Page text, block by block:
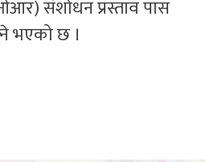
संशोधन प्रस्ताव पास
भएको छ ।